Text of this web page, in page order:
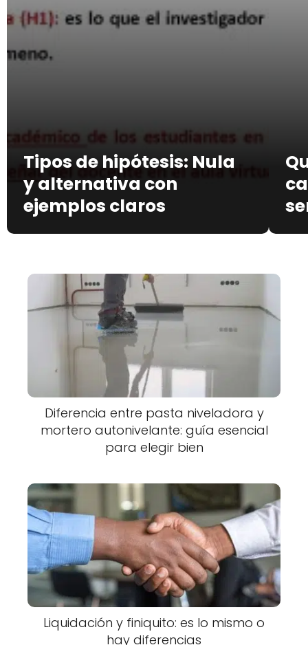
Tipos de hipótesis: Nula
y alternativa con
ejemplos claros
Diferencia entre pasta niveladora y
mortero autonivelante: guía esencial
para elegir bien
Liquidación y finiquito: es lo mismo o
hay diferencias